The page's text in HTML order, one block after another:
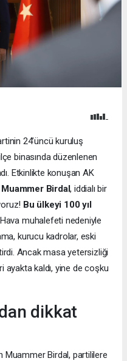
24’üncü kuruluş
binasında düzenlenen
Etkinlikte konuşan AK
Muammer Birdal, iddialı bir
Bu ülkeyi 100 yıl
muhalefeti nedeniyle
kurucu kadrolar, eski
Ancak masa yetersizliği
ayakta kaldı, yine de coşku
dikkat
Muammer Birdal, partililere